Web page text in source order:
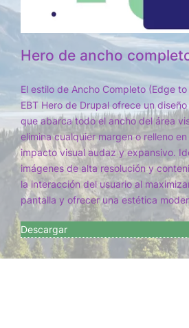
Hero de ancho
El estilo de Ancho Completo (Edge
EBT Hero de Drupal ofrece un
que abarca todo el ancho del área
elimina cualquier margen o relleno
impacto visual audaz y expansivo.
imágenes de alta resolución y
la interacción del usuario al
pantalla y ofrecer una estética
Descargar